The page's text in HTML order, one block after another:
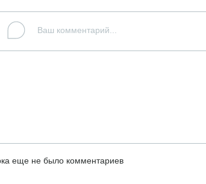
еще не было комментариев